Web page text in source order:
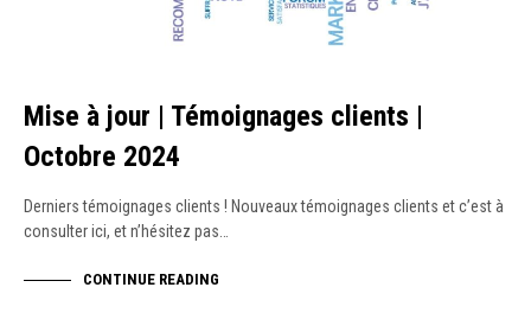
Mise à jour | Témoignages clients |
Octobre 2024
Derniers témoignages clients ! Nouveaux témoignages clients et c’est à
consulter ici, et n’hésitez pas…
CONTINUE READING